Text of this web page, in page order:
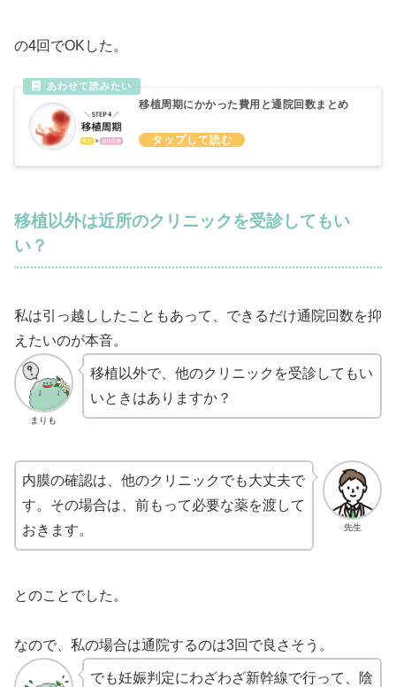
の4回でOKした。
移植周期にかかった費用と通院回数まとめ
移植以外は近所のクリニックを受診してもい
い？
私は引っ越ししたこともあって、できるだけ通院回数を抑
えたいのが本音。
まりも
移植以外で、他のクリニックを受診してもい
いときはありますか？
先生
内膜の確認は、他のクリニックでも大丈夫で
す。その場合は、前もって必要な薬を渡して
おきます。
とのことでした。
なので、私の場合は通院するのは3回で良さそう。
でも妊娠判定にわざわざ新幹線で行って、陰